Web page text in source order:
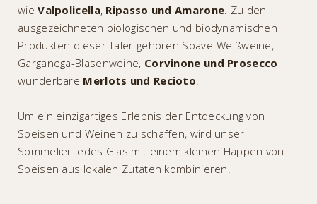
wieValpolicella, Ripasso und Amarone . Zu den
ausgezeichneten biologischen und biodynamischen
Produkten dieser Täler gehören Soave-Weißweine,
Garganega-Blasenweine, Corvinone und Prosecco,
wunderbare Merlots und Recioto
Um ein einzigartiges Erlebnis der Entdeckung von
Speisen und Weinen zu schaffen, wird unser
Sommelier jedes Glas mit einem kleinen Happen von
Speisen aus lokalen Zutaten kombinieren.